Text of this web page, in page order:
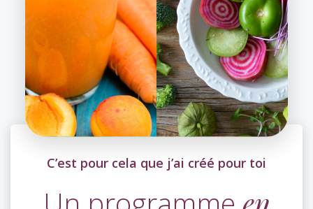
C’est pour cela que j’ai créé pour toi